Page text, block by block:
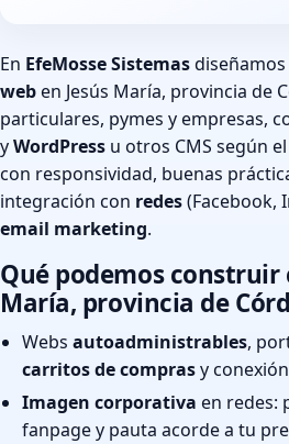
En EfeMosse Sistemas
weben Jesús María, provincia de
particulares, pymes y empresas,
yWordPress u otros CMS según
con responsividad, buenas
integración con redes(Facebook,
email marketing.
Qué podemos construir
María, provincia de
Webs autoadministrables,
carritos de comprasy
Imagen corporativa en redes:
fanpage y pauta acorde a tu